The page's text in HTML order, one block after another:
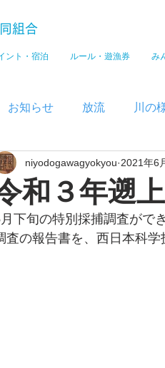
組合
ント・宿泊 ルール・遊漁券 み
お知らせ 放流 川の
和３年遡
niyodogawagyokyou 2021年6
下旬の特別採捕調査がで
査の報告書を、西日本科学